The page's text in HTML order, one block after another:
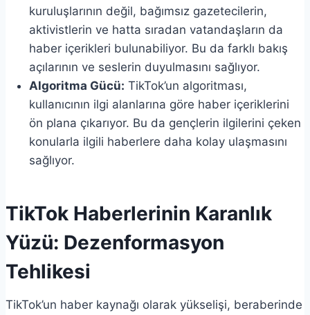
kuruluşlarının değil, bağımsız gazetecilerin,
aktivistlerin ve hatta sıradan vatandaşların da
haber içerikleri bulunabiliyor. Bu da farklı bakış
açılarının ve seslerin duyulmasını sağlıyor.
Algoritma Gücü: TikTok’un algoritması,
kullanıcının ilgi alanlarına göre haber içeriklerini
ön plana çıkarıyor. Bu da gençlerin ilgilerini çeken
konularla ilgili haberlere daha kolay ulaşmasını
sağlıyor.
TikTok Haberlerinin Karanlık
Yüzü: Dezenformasyon
Tehlikesi
TikTok’un haber kaynağı olarak yükselişi, beraberinde